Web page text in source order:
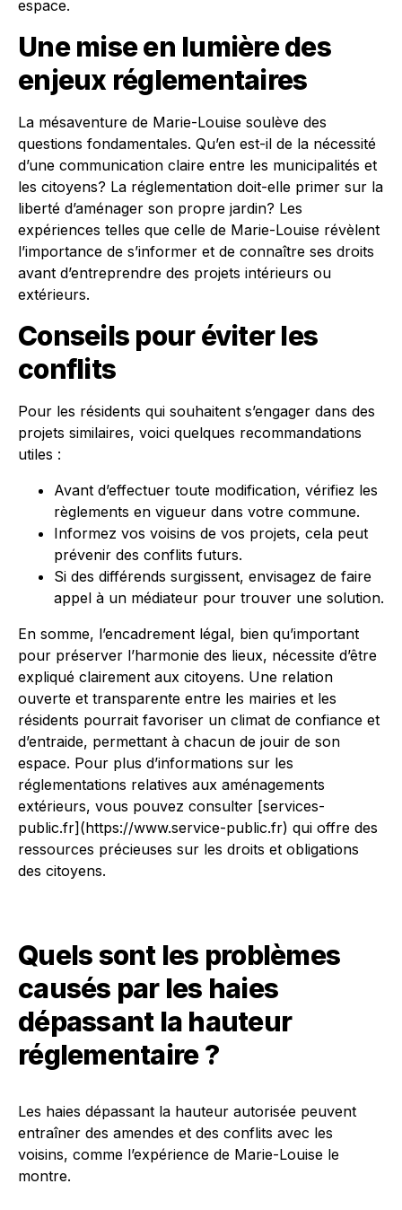
espace.
Une mise en lumière des
enjeux réglementaires
La mésaventure de Marie-Louise soulève des
questions fondamentales. Qu’en est-il de la nécessité
d’une communication claire entre les municipalités et
les citoyens? La réglementation doit-elle primer sur la
liberté d’aménager son propre jardin? Les
expériences telles que celle de Marie-Louise révèlent
l’importance de s’informer et de connaître ses droits
avant d’entreprendre des projets intérieurs ou
extérieurs.
Conseils pour éviter les
conflits
Pour les résidents qui souhaitent s’engager dans des
projets similaires, voici quelques recommandations
utiles :
Avant d’effectuer toute modification, vérifiez les
règlements en vigueur dans votre commune.
Informez vos voisins de vos projets, cela peut
prévenir des conflits futurs.
Si des différends surgissent, envisagez de faire
appel à un médiateur pour trouver une solution.
En somme, l’encadrement légal, bien qu’important
pour préserver l’harmonie des lieux, nécessite d’être
expliqué clairement aux citoyens. Une relation
ouverte et transparente entre les mairies et les
résidents pourrait favoriser un climat de confiance et
d’entraide, permettant à chacun de jouir de son
espace. Pour plus d’informations sur les
réglementations relatives aux aménagements
extérieurs, vous pouvez consulter [services-
public.fr](https://www.service-public.fr) qui offre des
ressources précieuses sur les droits et obligations
des citoyens.
Quels sont les problèmes
causés par les haies
dépassant la hauteur
réglementaire ?
Les haies dépassant la hauteur autorisée peuvent
entraîner des amendes et des conflits avec les
voisins, comme l’expérience de Marie-Louise le
montre.